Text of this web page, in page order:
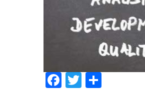
Facebook
Twitter